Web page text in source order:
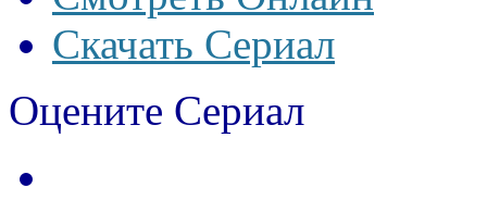
Скачать Сериал
Оцените Сериал